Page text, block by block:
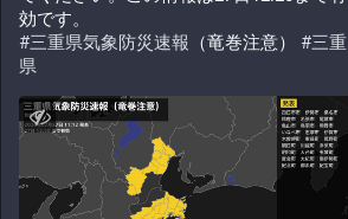
効です。
#三重県気象防災速報 （竜巻注意） #三重
県